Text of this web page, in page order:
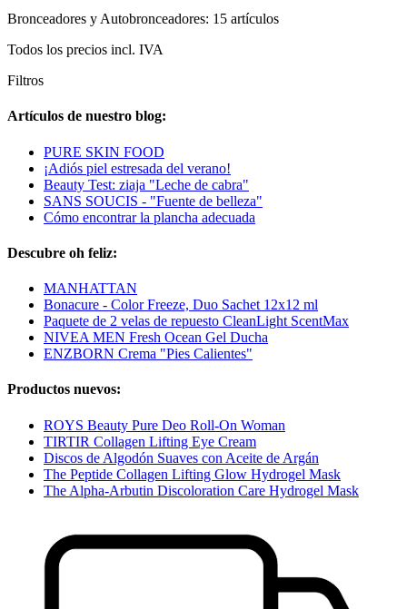
Bronceadores y Autobronceadores: 15 artículos
Todos los precios incl. IVA
Filtros
Artículos de nuestro blog:
PURE SKIN FOOD
¡Adiós piel estresada del verano!
Beauty Test: ziaja "Leche de cabra"
SANS SOUCIS - "Fuente de belleza"
Cómo encontrar la plancha adecuada
Descubre oh feliz:
MANHATTAN
Bonacure - Color Freeze, Duo Sachet 12x12 ml
Paquete de 2 velas de repuesto CleanLight ScentMax
NIVEA MEN Fresh Ocean Gel Ducha
ENZBORN Crema "Pies Calientes"
Productos nuevos:
ROYS Beauty Pure Deo Roll-On Woman
TIRTIR Collagen Lifting Eye Cream
Discos de Algodón Suaves con Aceite de Argán
The Peptide Collagen Lifting Glow Hydrogel Mask
The Alpha-Arbutin Discoloration Care Hydrogel Mask